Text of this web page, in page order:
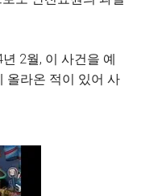
2월, 이 사건을 예
올라온 적이 있어 사